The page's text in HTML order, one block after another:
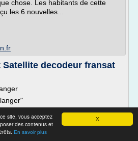
X
site, vous acceptez
des contenus et
En savoir plus
chose. Les habitants de cette
les 6 nouvelles...
Satellite decodeur fransat
les prix des offres pour
decodeur fransat boulanger.
les offres de nos partenaires